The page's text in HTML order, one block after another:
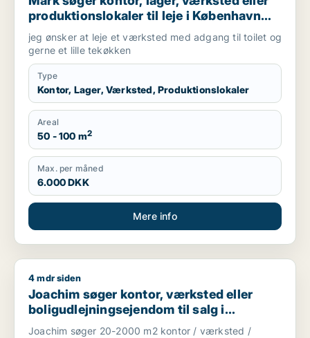
produktionslokaler til leje i København
NV, Brønshøj eller Herlev m.fl.
jeg ønsker at leje et værksted med adgang til toilet og
gerne et lille tekøkken
Type
Kontor, Lager, Værksted, Produktionslokaler
Areal
50 - 100 m2
Max. per måned
6.000 DKK
Mere info
Joachim søger kontor, værksted eller
4 mdr siden
Joachim søger kontor, værksted eller
boligudlejningsejendom til salg i
Storkøbenhavn
Joachim søger 20-2000 m2 kontor / værksted /